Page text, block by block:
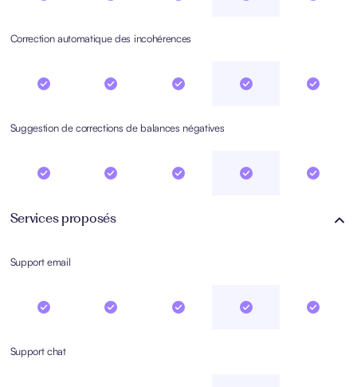
Correction automatique des incohérences
Suggestion de corrections de balances négatives
Services proposés
Support email
Support chat